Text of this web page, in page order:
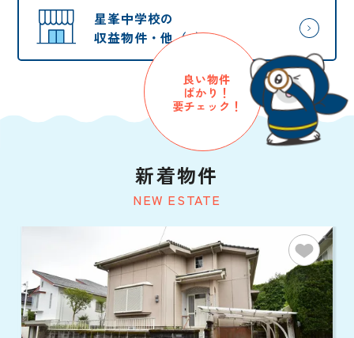
星峯中学校の
収益物件・他（0）
NEW ESTATE
新着物件
良い物件
ばかり！
要チェック！